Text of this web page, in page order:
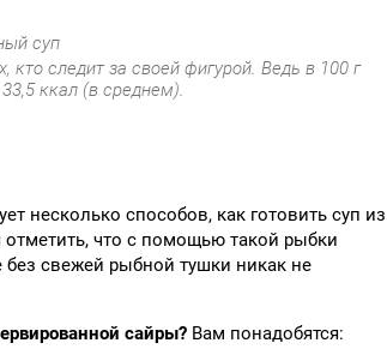
следит за своей фигурой. Ведь в 100 г
ккал (в среднем).
несколько способов, как готовить суп из
отметить, что с помощью такой рыбки
без свежей рыбной тушки никак не
сайры?Вам понадобятся: